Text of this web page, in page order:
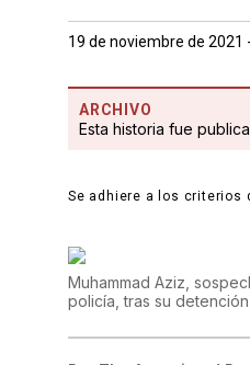
19 de noviembre de 2021
ARCHIVO
Esta historia fue
Se adhiere a los criterios
Muhammad Aziz,
policía, tras su